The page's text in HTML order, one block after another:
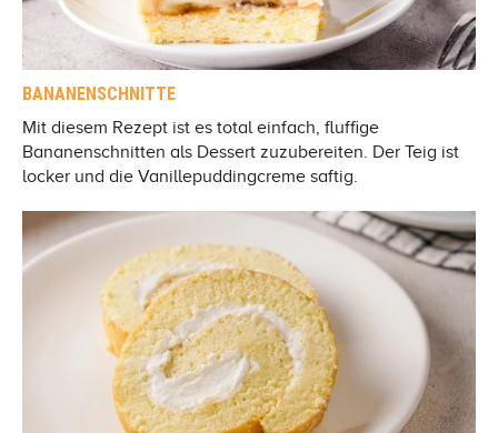
BANANENSCHNITTE
Mit diesem Rezept ist es total einfach, fluffige
Bananenschnitten als Dessert zuzubereiten. Der Teig ist
locker und die Vanillepuddingcreme saftig.